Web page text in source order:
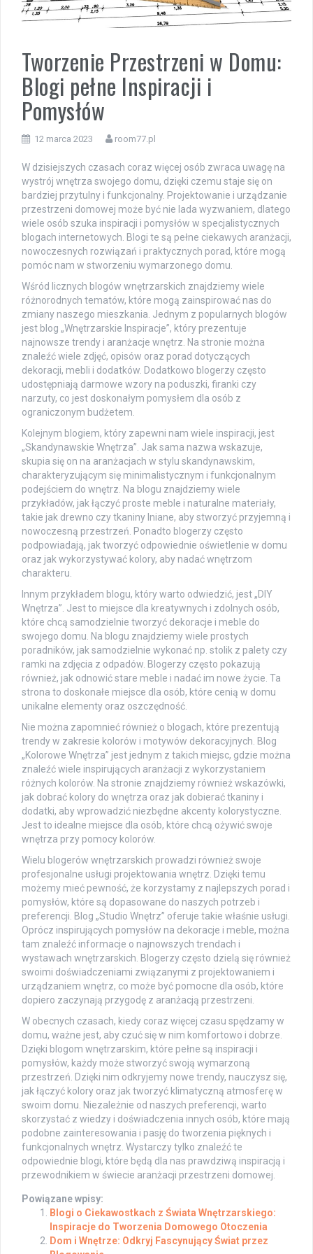
Tworzenie Przestrzeni w Domu:
Blogi pełne Inspiracji i
Pomysłów
12 marca 2023 room77.pl
W dzisiejszych czasach coraz więcej osób zwraca uwagę na
wystrój wnętrza swojego domu, dzięki czemu staje się on
bardziej przytulny i funkcjonalny. Projektowanie i urządzanie
przestrzeni domowej może być nie lada wyzwaniem, dlatego
wiele osób szuka inspiracji i pomysłów w specjalistycznych
blogach internetowych. Blogi te są pełne ciekawych aranżacji,
nowoczesnych rozwiązań i praktycznych porad, które mogą
pomóc nam w stworzeniu wymarzonego domu.
Wśród licznych blogów wnętrzarskich znajdziemy wiele
różnorodnych tematów, które mogą zainspirować nas do
zmiany naszego mieszkania. Jednym z popularnych blogów
jest blog „Wnętrzarskie Inspiracje”, który prezentuje
najnowsze trendy i aranżacje wnętrz. Na stronie można
znaleźć wiele zdjęć, opisów oraz porad dotyczących
dekoracji, mebli i dodatków. Dodatkowo blogerzy często
udostępniają darmowe wzory na poduszki, firanki czy
narzuty, co jest doskonałym pomysłem dla osób z
ograniczonym budżetem.
Kolejnym blogiem, który zapewni nam wiele inspiracji, jest
„Skandynawskie Wnętrza”. Jak sama nazwa wskazuje,
skupia się on na aranżacjach w stylu skandynawskim,
charakteryzującym się minimalistycznym i funkcjonalnym
podejściem do wnętrz. Na blogu znajdziemy wiele
przykładów, jak łączyć proste meble i naturalne materiały,
takie jak drewno czy tkaniny lniane, aby stworzyć przyjemną i
nowoczesną przestrzeń. Ponadto blogerzy często
podpowiadają, jak tworzyć odpowiednie oświetlenie w domu
oraz jak wykorzystywać kolory, aby nadać wnętrzom
charakteru.
Innym przykładem blogu, który warto odwiedzić, jest „DIY
Wnętrza”. Jest to miejsce dla kreatywnych i zdolnych osób,
które chcą samodzielnie tworzyć dekoracje i meble do
swojego domu. Na blogu znajdziemy wiele prostych
poradników, jak samodzielnie wykonać np. stolik z palety czy
ramki na zdjęcia z odpadów. Blogerzy często pokazują
również, jak odnowić stare meble i nadać im nowe życie. Ta
strona to doskonałe miejsce dla osób, które cenią w domu
unikalne elementy oraz oszczędność.
Nie można zapomnieć również o blogach, które prezentują
trendy w zakresie kolorów i motywów dekoracyjnych. Blog
„Kolorowe Wnętrza” jest jednym z takich miejsc, gdzie można
znaleźć wiele inspirujących aranżacji z wykorzystaniem
różnych kolorów. Na stronie znajdziemy również wskazówki,
jak dobrać kolory do wnętrza oraz jak dobierać tkaniny i
dodatki, aby wprowadzić niezbędne akcenty kolorystyczne.
Jest to idealne miejsce dla osób, które chcą ożywić swoje
wnętrza przy pomocy kolorów.
Wielu blogerów wnętrzarskich prowadzi również swoje
profesjonalne usługi projektowania wnętrz. Dzięki temu
możemy mieć pewność, że korzystamy z najlepszych porad i
pomysłów, które są dopasowane do naszych potrzeb i
preferencji. Blog „Studio Wnętrz” oferuje takie właśnie usługi.
Oprócz inspirujących pomysłów na dekoracje i meble, można
tam znaleźć informacje o najnowszych trendach i
wystawach wnętrzarskich. Blogerzy często dzielą się również
swoimi doświadczeniami związanymi z projektowaniem i
urządzaniem wnętrz, co może być pomocne dla osób, które
dopiero zaczynają przygodę z aranżacją przestrzeni.
W obecnych czasach, kiedy coraz więcej czasu spędzamy w
domu, ważne jest, aby czuć się w nim komfortowo i dobrze.
Dzięki blogom wnętrzarskim, które pełne są inspiracji i
pomysłów, każdy może stworzyć swoją wymarzoną
przestrzeń. Dzięki nim odkryjemy nowe trendy, nauczysz się,
jak łączyć kolory oraz jak tworzyć klimatyczną atmosferę w
swoim domu. Niezależnie od naszych preferencji, warto
skorzystać z wiedzy i doświadczenia innych osób, które mają
podobne zainteresowania i pasję do tworzenia pięknych i
funkcjonalnych wnętrz. Wystarczy tylko znaleźć te
odpowiednie blogi, które będą dla nas prawdziwą inspiracją i
przewodnikiem w świecie aranżacji przestrzeni domowej.
Powiązane wpisy:
Blogi o Ciekawostkach z Świata Wnętrzarskiego:
Inspiracje do Tworzenia Domowego Otoczenia
Dom i Wnętrze: Odkryj Fascynujący Świat przez